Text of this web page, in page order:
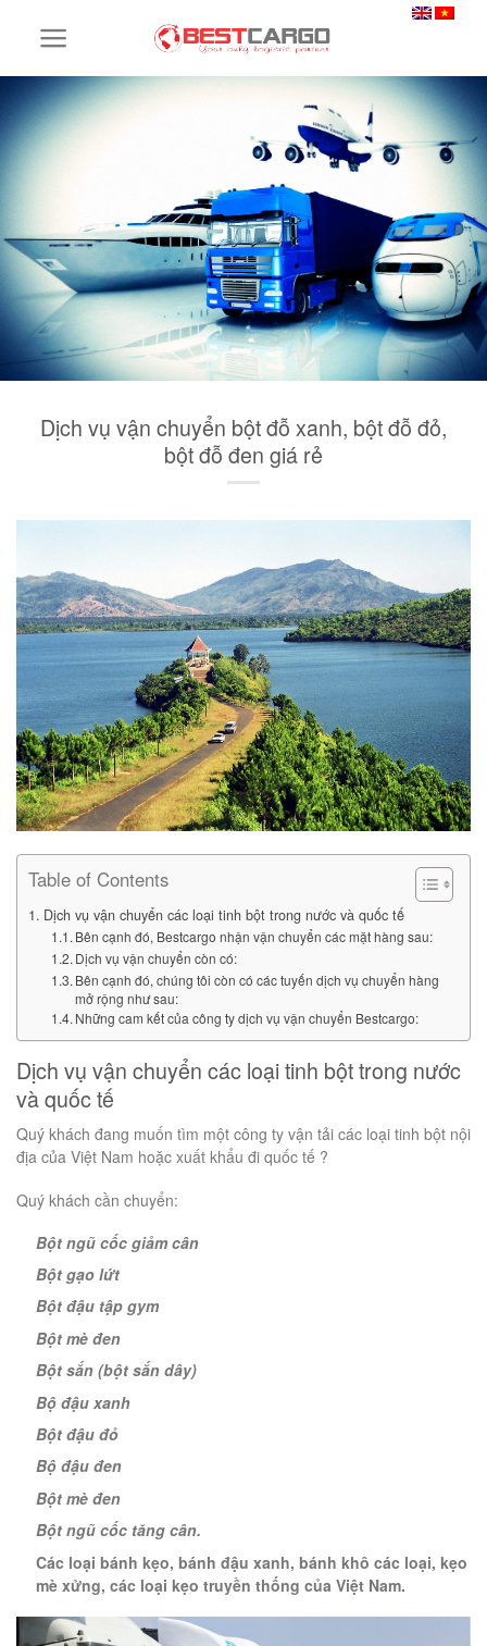
Dịch vụ vận chuyển bột đỗ xanh, bột đỗ đỏ,
bột đỗ đen giá rẻ
Table of Contents
Dịch vụ vận chuyển các loại tinh bột trong nước và quốc tế
Bên cạnh đó, Bestcargo nhận vận chuyển các mặt hàng sau:
Dịch vụ vận chuyển còn có:
Bên cạnh đó, chúng tôi còn có các tuyến dịch vụ chuyển hàng
mở rộng như sau:
Những cam kết của công ty dịch vụ vận chuyển Bestcargo:
Dịch vụ vận chuyển các loại tinh bột trong nước
và quốc tế
Quý khách đang muốn tìm một công ty vận tải các loại tinh bột nội
địa của Việt Nam hoặc xuất khẩu đi quốc tế ?
Quý khách cần chuyển:
Bột ngũ cốc giảm cân
Bột gạo lứt
Bột đậu tập gym
Bột mè đen
Bột sắn (bột sắn dây)
Bộ đậu xanh
Bột đậu đỏ
Bộ đậu đen
Bột mè đen
Bột ngũ cốc tăng cân.
Các loại bánh kẹo, bánh đậu xanh, bánh khô các loại, kẹo
mè xửng, các loại kẹo truyền thống của Việt Nam.